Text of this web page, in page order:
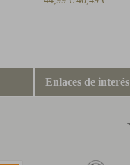
Enlaces de interés